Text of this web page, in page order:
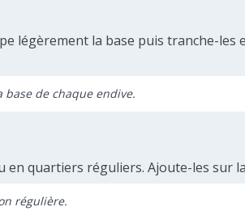
légèrement la base puis tranche-
de chaque endive.
quartiers réguliers. Ajoute-les sur
régulière.